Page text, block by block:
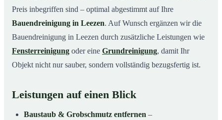
Preis inbegriffen sind – optimal abgestimmt auf Ihre
Bauendreinigung in Leezen. Auf Wunsch ergänzen wir die
Bauendreinigung in Leezen durch zusätzliche Leistungen wie
Fensterreinigung oder eine Grundreinigung, damit Ihr
Objekt nicht nur sauber, sondern vollständig bezugsfertig ist.
Leistungen auf einen Blick
Baustaub & Grobschmutz entfernen –